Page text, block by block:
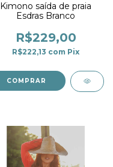
Kimono saída de praia
Esdras Branco
R$229,00
R$222,13 com Pix
COMPRAR